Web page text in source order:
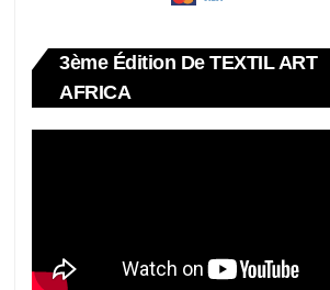
3ème Édition De TEXTIL ART
AFRICA